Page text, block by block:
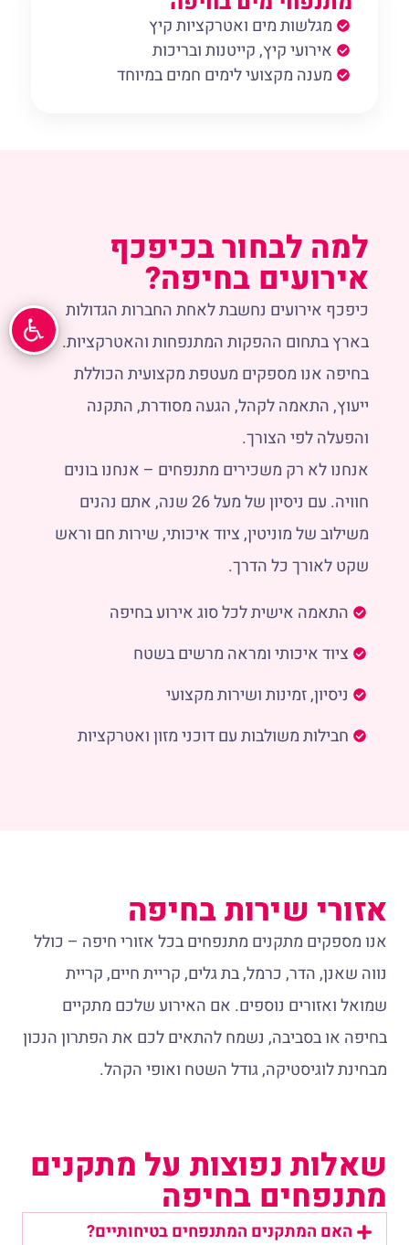
מגלשות מים ואטרקציות קיץ
אירועי קיץ, קייטנות ובריכות
מענה מקצועי לימים חמים במיוחד
למה לבחור בכיפכף
אירועים בחיפה?
כיפכף אירועים נחשבת לאחת החברות הגדולות
בארץ בתחום ההפקות המתנפחות והאטרקציות.
בחיפה אנו מספקים מעטפת מקצועית הכוללת
ייעוץ, התאמה לקהל, הגעה מסודרת, התקנה
והפעלה לפי הצורך.
אנחנו לא רק משכירים מתנפחים – אנחנו בונים
חוויה. עם ניסיון של מעל 26 שנה, אתם נהנים
משילוב של מוניטין, ציוד איכותי, שירות חם וראש
שקט לאורך כל הדרך.
התאמה אישית לכל סוג אירוע בחיפה
ציוד איכותי ומראה מרשים בשטח
ניסיון, זמינות ושירות מקצועי
חבילות משולבות עם דוכני מזון ואטרקציות
אזורי שירות בחיפה
אנו מספקים מתקנים מתנפחים בכל אזורי חיפה – כולל
נווה שאנן, הדר, כרמל, בת גלים, קריית חיים, קריית
שמואל ואזורים נוספים. אם האירוע שלכם מתקיים
בחיפה או בסביבה, נשמח להתאים לכם את הפתרון הנכון
מבחינת לוגיסטיקה, גודל השטח ואופי הקהל.
שאלות נפוצות על מתקנים
מתנפחים בחיפה
האם המתקנים המתנפחים בטיחותיים?